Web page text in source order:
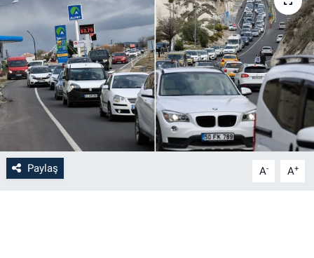
Paylaş A- A+
Sağlık
Eğitim
Kültür
3.Sayfa
Medya